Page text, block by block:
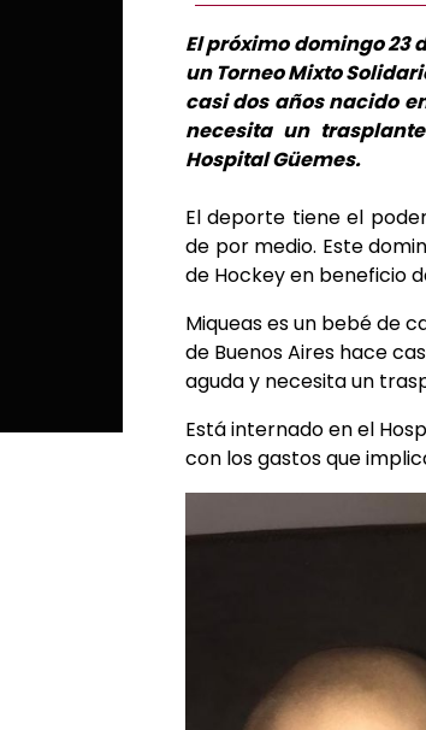
El próximo domingo 23
un Torneo Mixto
casi dos años nacido
necesita un
Hospital Güemes.
El deporte tiene el
de por medio. Este
de Hockey en beneficio
Miqueas es un bebé de
de Buenos Aires hace
aguda y necesita un
Está internado en el
con los gastos que